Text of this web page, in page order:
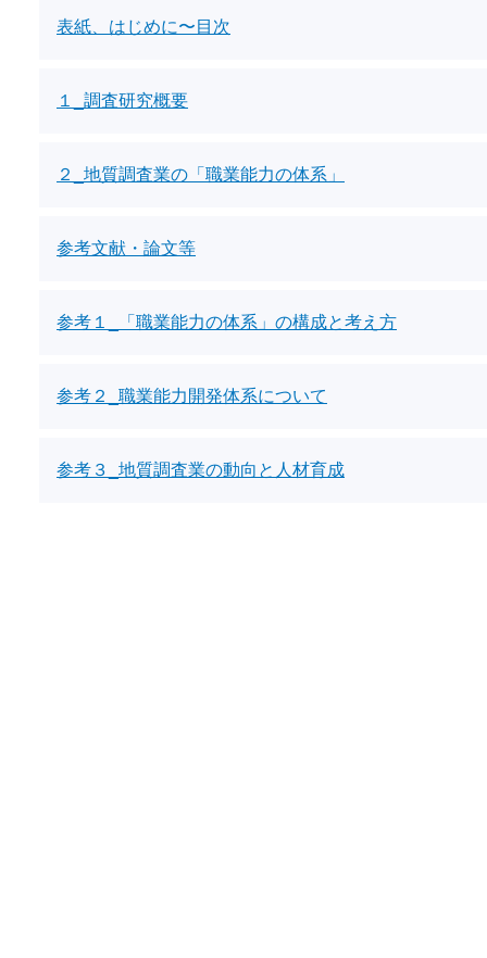
表紙、はじめに〜目次
１_調査研究概要
２_地質調査業の「職業能力の体系」
参考文献・論文等
参考１_「職業能力の体系」の構成と考え方
参考２_職業能力開発体系について
参考３_地質調査業の動向と人材育成